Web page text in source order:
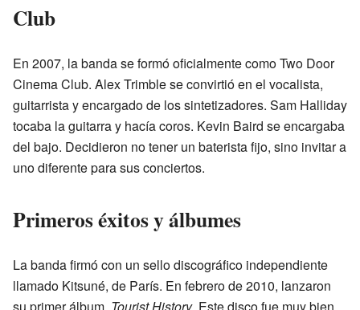
Club
En 2007, la banda se formó oficialmente como Two Door
Cinema Club. Alex Trimble se convirtió en el vocalista,
guitarrista y encargado de los sintetizadores. Sam Halliday
tocaba la guitarra y hacía coros. Kevin Baird se encargaba
del bajo. Decidieron no tener un baterista fijo, sino invitar a
uno diferente para sus conciertos.
Primeros éxitos y álbumes
La banda firmó con un sello discográfico independiente
llamado Kitsuné, de París. En febrero de 2010, lanzaron